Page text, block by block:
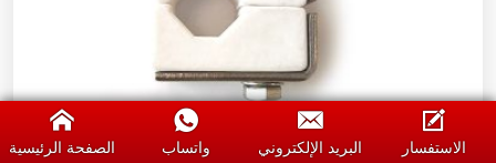
الصفحة الرئيسية واتساب البريد الإلكتروني الاستفسار